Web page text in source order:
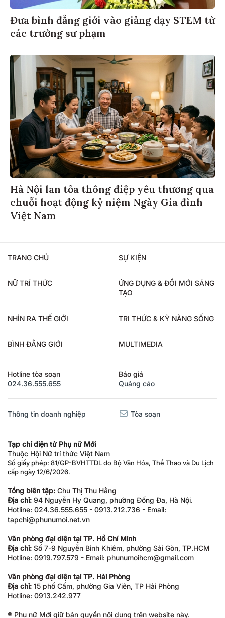
Đưa bình đẳng giới vào giảng dạy STEM từ
các trường sư phạm
Hà Nội lan tỏa thông điệp yêu thương qua
chuỗi hoạt động kỷ niệm Ngày Gia đình
Việt Nam
TRANG CHỦ SỰ KIỆN
NỮ TRÍ THỨC
ỨNG DỤNG & ĐỔI MỚI SÁNG
TẠO
NHÌN RA THẾ GIỚI TRI THỨC & KỸ NĂNG SỐNG
BÌNH ĐẲNG GIỚI MULTIMEDIA
Hotline tòa soạn
024.36.555.655
Báo giá
Quảng cáo
Thông tin doanh nghiệp Tòa soạn
Tạp chí điện tử Phụ nữ Mới
Thuộc Hội Nữ trí thức Việt Nam
Số giấy phép: 81/GP-BVHTTDL do Bộ Văn Hóa, Thể Thao và Du Lịch
cấp ngày 12/6/2026.
Tổng biên tập: Chu Thị Thu Hằng
Địa chỉ: 94 Nguyễn Hy Quang, phường Đống Đa, Hà Nội.
Hotline: 024.36.555.655 - 0913.212.736 - Email:
tapchi@phunumoi.net.vn
Văn phòng đại diện tại TP. Hồ Chí Minh
Địa chỉ: Số 7-9 Nguyễn Bỉnh Khiêm, phường Sài Gòn, TP.HCM
Hotline: 0919.797.579 - Email: phunumoihcm@gmail.com
Văn phòng đại diện tại TP. Hải Phòng
Địa chỉ: 15 phố Cấm, phường Gia Viên, TP Hải Phòng
Hotline: 0913.242.977
® Phụ nữ Mới giữ bản quyền nội dung trên website này.